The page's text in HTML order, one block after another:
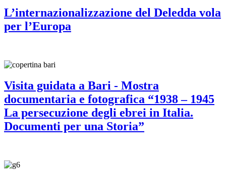
L’internazionalizzazione del Deledda vola
per l’Europa
Visita guidata a Bari - Mostra
documentaria e fotografica “1938 – 1945
La persecuzione degli ebrei in Italia.
Documenti per una Storia”